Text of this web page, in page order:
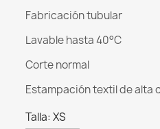
Fabricación tubular
Lavable hasta 40°C
Corte normal
Estampación textil de alta
Talla: XS